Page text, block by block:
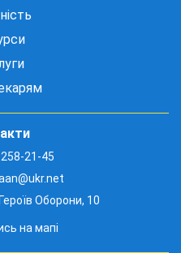
21-45
Оборони, 10
на мапі